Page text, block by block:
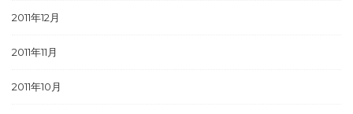
2011年12月
2011年11月
2011年10月